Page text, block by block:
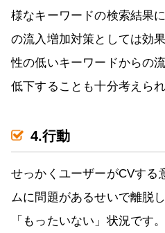
様なキーワードの検索結果
の流入増加対策としては効
性の低いキーワードからの
低下することも十分考えられ
4.行動
せっかくユーザーがCVする
ムに問題があるせいで離脱
「もったいない」状況です